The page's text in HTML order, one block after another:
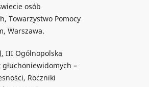
osób
Towarzystwo Pomocy
Warszawa.
III Ogólnopolska
–
Roczniki